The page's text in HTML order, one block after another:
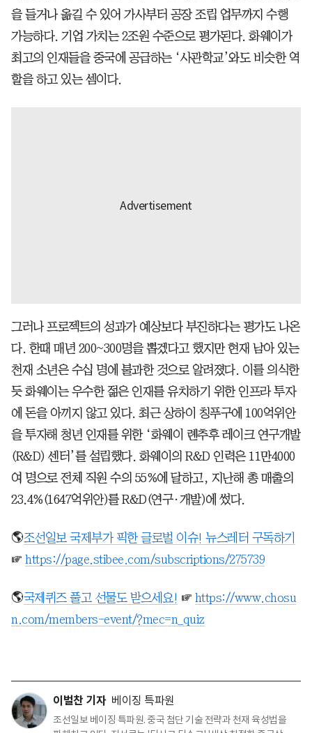
을 들거나 옮길 수 있어 가사부터 공장 조립 업무까지 수행
가능하다. 기업 가치는 2조원 수준으로 평가된다. 화웨이가
최고의 인재들을 중국에 공급하는 ‘사관학교’와도 비슷한 역
할을 하고 있는 셈이다.
그러나 프로젝트의 성과가 예상보다 부진하다는 평가도 나온
다. 한때 매년 200~300명을 뽑겠다고 했지만 현재 남아 있는
천재 소년은 수십 명에 불과한 것으로 알려졌다. 이를 의식한
듯 화웨이는 우수한 젊은 인재를 유치하기 위한 인프라 투자
에 돈을 아끼지 않고 있다. 최근 상하이 칭푸구에 100억위안
을 투자해 청년 인재를 위한 ‘화웨이 롄추후 레이크 연구개발
(R&D) 센터’를 설립했다. 화웨이의 R&D 인력은 11만4000
여 명으로 전체 직원 수의 55%에 달하고, 지난해 총 매출의
23.4%(1647억위안)를 R&D(연구·개발)에 썼다.
🌎조선일보 국제부가 픽한 글로벌 이슈! 뉴스레터 구독하기
☞ https://page.stibee.com/subscriptions/275739
🌎국제퀴즈 풀고 선물도 받으세요! ☞ https://www.chosu
n.com/members-event/?mec=n_quiz
이벌찬 기자 베이징 특파원
조선일보 베이징 특파원. 중국 첨단 기술 전략과 천재 육성법을